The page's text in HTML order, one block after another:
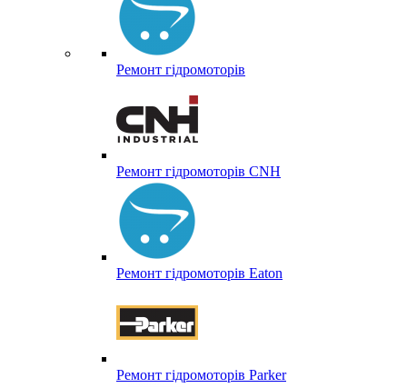
Ремонт гідромоторів
Ремонт гідромоторів CNH
Ремонт гідромоторів Eaton
Ремонт гідромоторів Parker